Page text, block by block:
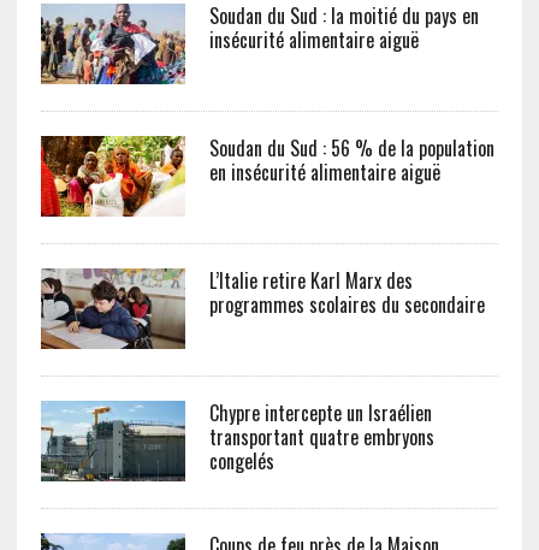
Soudan du Sud : la moitié du pays en
insécurité alimentaire aiguë
Soudan du Sud : 56 % de la population
en insécurité alimentaire aiguë
L’Italie retire Karl Marx des
programmes scolaires du secondaire
Chypre intercepte un Israélien
transportant quatre embryons
congelés